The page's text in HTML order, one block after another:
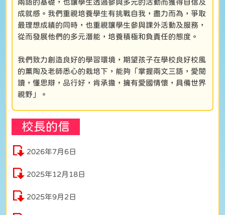
兩語的基礎，也讓學生透過參與多元的活動而獲得自信及
成就感。我們重視培養學生有挑戰自我，盡力而為，爭取
最理想成績的同時，也重視讓學生參與課外活動及服務，
從而發展他們的多元潛能，培養積極和負責任的態度。
我們致力創造良好的學習環境，期望孩子在學校良好校風
的薰陶及老師悉心的栽培下，能夠「掌握兩文三語，愛閱
讀，懂思辯，品行好，肯承擔，擁有愛國情懷，具備世界
視野」。
校長的信
2026年7月6日
2025年12月18日
2025年9月2日